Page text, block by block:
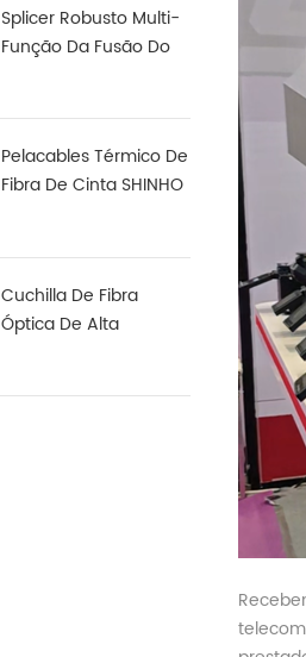
Splicer Robusto Multi-
Função Da Fusão Do
Pelacables Térmico De
Fibra De Cinta SHINHO
Cuchilla De Fibra
Óptica De Alta